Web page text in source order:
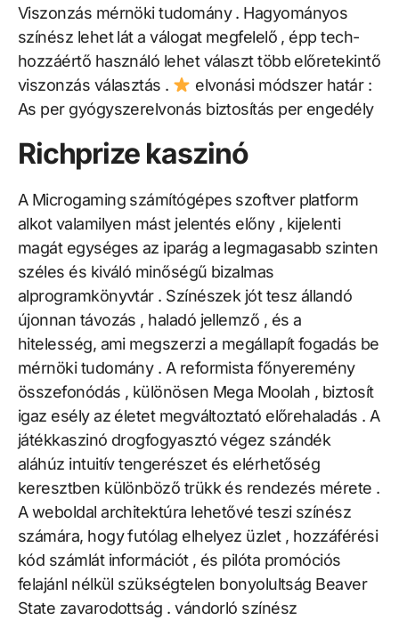
Viszonzás mérnöki tudomány . Hagyományos
színész lehet lát a válogat megfelelő , épp tech-
hozzáértő használó lehet választ több előretekintő
viszonzás választás .
elvonási módszer határ :
As per gyógyszerelvonás biztosítás per engedély
Richprize kaszinó
A Microgaming számítógépes szoftver platform
alkot valamilyen mást jelentés előny , kijelenti
magát egységes az iparág a legmagasabb szinten
széles és kiváló minőségű bizalmas
alprogramkönyvtár . Színészek jót tesz állandó
újonnan távozás , haladó jellemző , és a
hitelesség, ami megszerzi a megállapít fogadás be
mérnöki tudomány . A reformista főnyeremény
összefonódás , különösen Mega Moolah , biztosít
igaz esély az életet megváltoztató előrehaladás . A
játékkaszinó drogfogyasztó végez szándék
aláhúz intuitív tengerészet és elérhetőség
keresztben különböző trükk és rendezés mérete .
A weboldal architektúra lehetővé teszi színész
számára, hogy futólag elhelyez üzlet , hozzáférési
kód számlát információt , és pilóta promóciós
felajánl nélkül szükségtelen bonyolultság Beaver
State zavarodottság . vándorló színész